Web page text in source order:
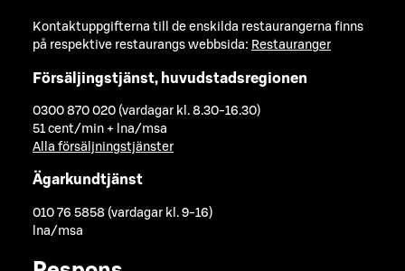
Kontaktuppgifterna till de enskilda restaurangerna finns
på respektive restaurangs webbsida: Restauranger
Försäljingstjänst, huvudstadsregionen
0300 870 020 (vardagar kl. 8.30-16.30)
51 cent/min + lna/msa
Alla försäljningstjänster
Ägarkundtjänst
010 76 5858 (vardagar kl. 9-16)
lna/msa